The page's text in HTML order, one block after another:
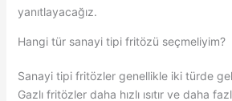
yanıtlayacağız.
Hangi tür sanayi tipi fritözü seçmeliyim?
Sanayi tipi fritözler genellikle iki türde
Gazlı fritözler daha hızlı ısıtır ve daha